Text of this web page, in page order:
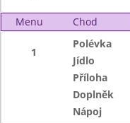
Menu Chod
1
Polévka
Jídlo
Příloha
Doplněk
Nápoj